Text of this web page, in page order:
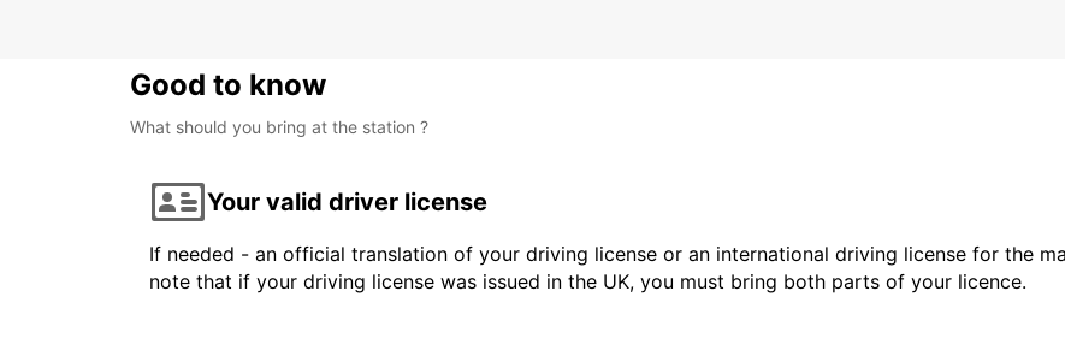
Good to know
What should you bring at the station ?
Your valid driver license
If needed - an official translation of your driving license or an international driving license for the
note that if your driving license was issued in the UK, you must bring both parts of your licence.